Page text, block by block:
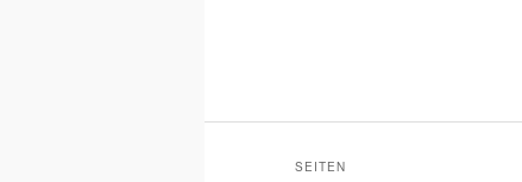
SEITEN